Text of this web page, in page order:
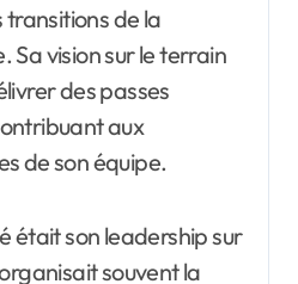
de la
Sa vision sur le terrain
des passes
aux
de son équipe.
était son leadership sur
souvent la